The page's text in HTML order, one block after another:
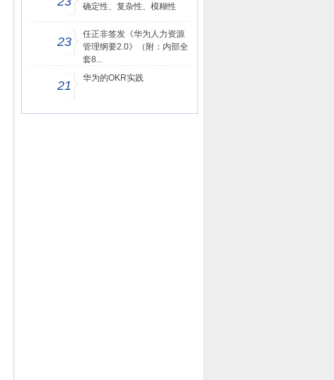
确定性、复杂性、模糊性
23
任正非签发《华为人力资源
管理纲要2.0》（附：内部全
套8...
21
华为的OKR实践